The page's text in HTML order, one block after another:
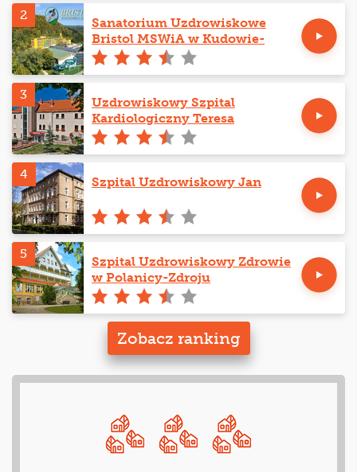
2
Sanatorium Uzdrowiskowe
Bristol MSWiA w Kudowie-
Zdroju
3
Uzdrowiskowy Szpital
Kardiologiczny Teresa
4
Szpital Uzdrowiskowy Jan
5
Szpital Uzdrowiskowy Zdrowie
w Polanicy-Zdroju
Zobacz ranking